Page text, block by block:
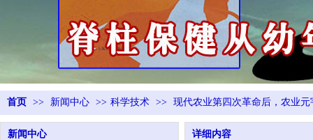
首页 >> 新闻中心 >> 科学技术 >> 现代农业第四次革命后，农业
新闻中心 详细内容